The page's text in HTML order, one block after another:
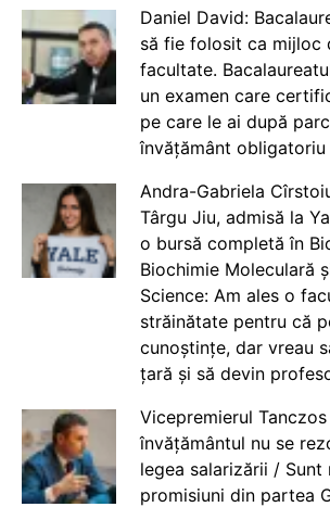
Daniel David:
să fie folosit ca mijloc
facultate.
un examen care
pe care le ai după
învățământ obligatoriu
Andra-Gabriela
Târgu Jiu, admisă la
o bursă completă în
Biochimie Moleculară
Science: Am ales o
străinătate pentru că
cunoștințe, dar vreau
țară și să devin
Vicepremierul
învățământul nu se
legea salarizării / Sunt
promisiuni din partea